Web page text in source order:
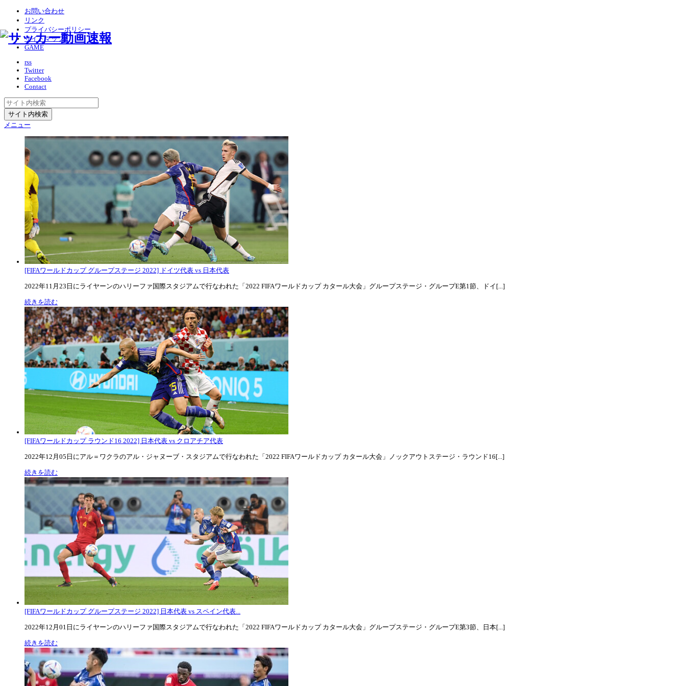
お問い合わせ
リンク
プライバシーポリシー
サイトマップ
GAME
rss
Twitter
Facebook
Contact
メニュー
[FIFAワールドカップ グループステージ 2022] ドイツ代表 vs 日本代表
2022年11月23日にライヤーンのハリーファ国際スタジアムで行なわれた「2022 FIFAワールドカップ カタール大会」グループステージ・グループE第1節、ドイ[...]
続きを読む
[FIFAワールドカップ ラウンド16 2022] 日本代表 vs クロアチア代表
2022年12月05日にアル＝ワクラのアル・ジャヌーブ・スタジアムで行なわれた「2022 FIFAワールドカップ カタール大会」ノックアウトステージ・ラウンド16[...]
続きを読む
[FIFAワールドカップ グループステージ 2022] 日本代表 vs スペイン代表...
2022年12月01日にライヤーンのハリーファ国際スタジアムで行なわれた「2022 FIFAワールドカップ カタール大会」グループステージ・グループE第3節、日本[...]
続きを読む